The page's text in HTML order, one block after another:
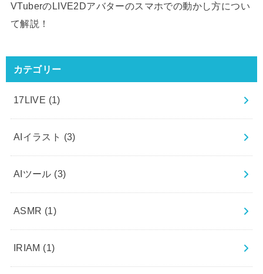
VTuberのLIVE2Dアバターのスマホでの動かし方につい
て解説！
カテゴリー
17LIVE (1)
AIイラスト (3)
AIツール (3)
ASMR (1)
IRIAM (1)